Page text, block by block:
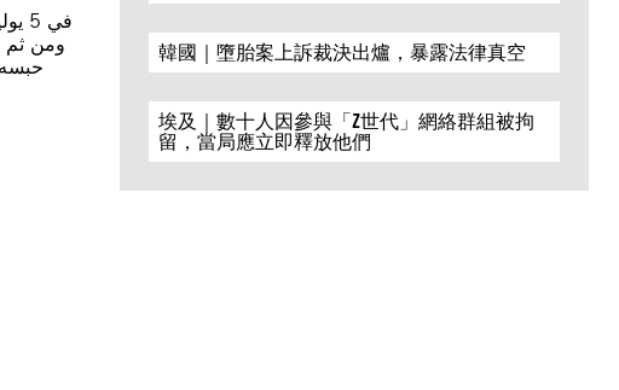
韓國｜墮胎案上訴裁決出爐，暴露法律真空
埃及｜數十人因參與「Z世代」網絡群組被拘
留，當局應立即釋放他們